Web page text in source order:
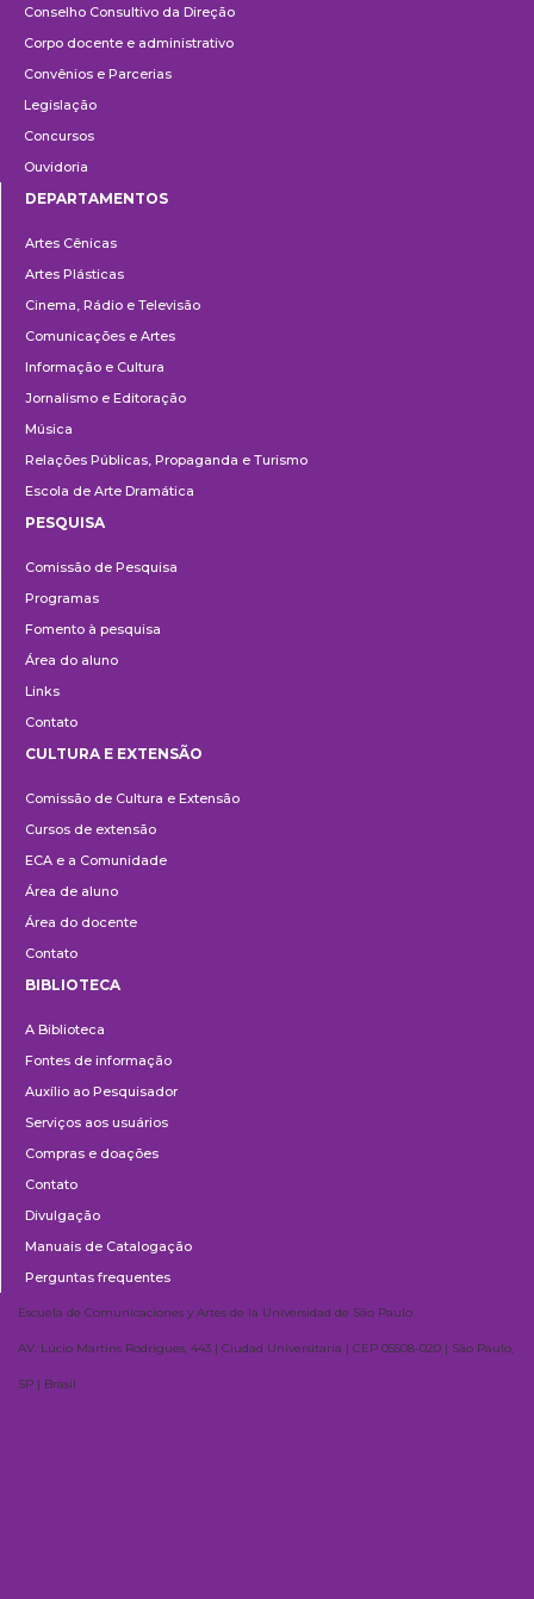
Conselho Consultivo da Direção
Corpo docente e administrativo
Convênios e Parcerias
Legislação
Concursos
Ouvidoria
DEPARTAMENTOS
Artes Cênicas
Artes Plásticas
Cinema, Rádio e Televisão
Comunicações e Artes
Informação e Cultura
Jornalismo e Editoração
Música
Relações Públicas, Propaganda e Turismo
Escola de Arte Dramática
PESQUISA
Comissão de Pesquisa
Programas
Fomento à pesquisa
Área do aluno
Links
Contato
e
Extensão
CULTURA E EXTENSÃO
Comissão de Cultura e Extensão
Cursos de extensão
ECA e a Comunidade
Área de aluno
Área do docente
Contato
BIBLIOTECA
A Biblioteca
Fontes de informação
Auxílio ao Pesquisador
Serviços aos usuários
Compras e doações
Contato
Divulgação
Manuais de Catalogação
Perguntas frequentes
Escuela de Comunicaciones y Artes de la Universidad de São Paulo
AV. Lúcio Martins Rodrigues, 443 | Ciudad Universitaria | CEP 05508-020 | São Paulo,
SP | Brasil